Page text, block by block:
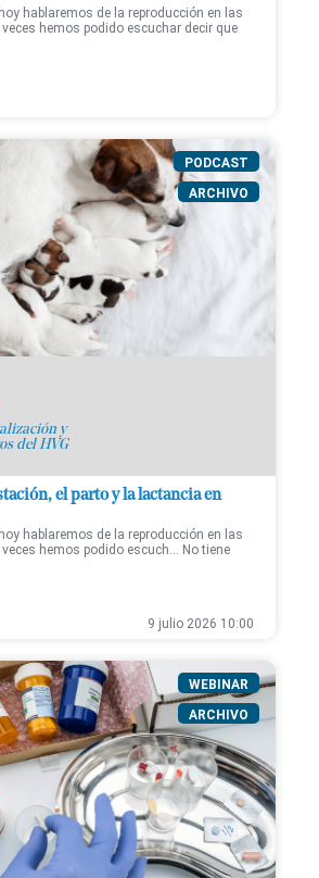
hablaremos de la reproducción en las
hemos podido escuchar decir que
PODCAST
ARCHIVO
y
del HVG
el parto y la lactancia en
hablaremos de la reproducción en las
hemos podido escuch... No tiene
9 julio 2026 10:00
WEBINAR
ARCHIVO